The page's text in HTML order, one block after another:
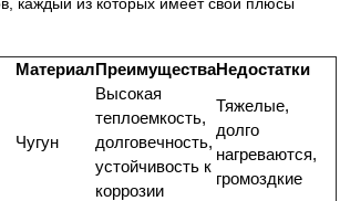
МатериалПреимуществаНедостатки
Чугун
Высокая
теплоемкость,
долговечность,
устойчивость к
коррозии
Тяжелые,
долго
нагреваются,
громоздкие